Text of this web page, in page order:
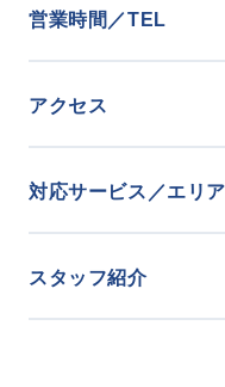
数字でわかる三和ペイ
福利厚生・社内イベン
営業時間／TEL
アクセス
対応サービス／エリア
スタッフ紹介